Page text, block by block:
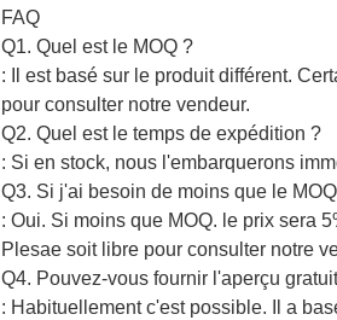
FAQ
Q1. Quel est le MOQ ?
: Il est basé sur le produit différent.
pour consulter notre vendeur.
Q2. Quel est le temps de expédition ?
: Si en stock, nous l'embarquerons
Q3. Si j'ai besoin de moins que le
: Oui. Si moins que MOQ. le prix sera
Plesae soit libre pour consulter notre
Q4. Pouvez-vous fournir l'aperçu
: Habituellement c'est possible. Il a